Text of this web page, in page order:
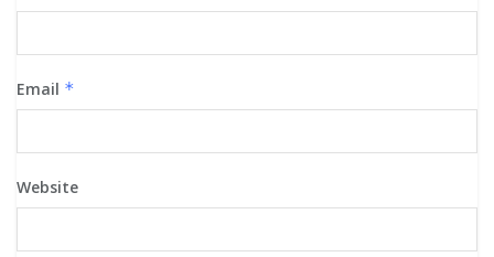
Email *
Website